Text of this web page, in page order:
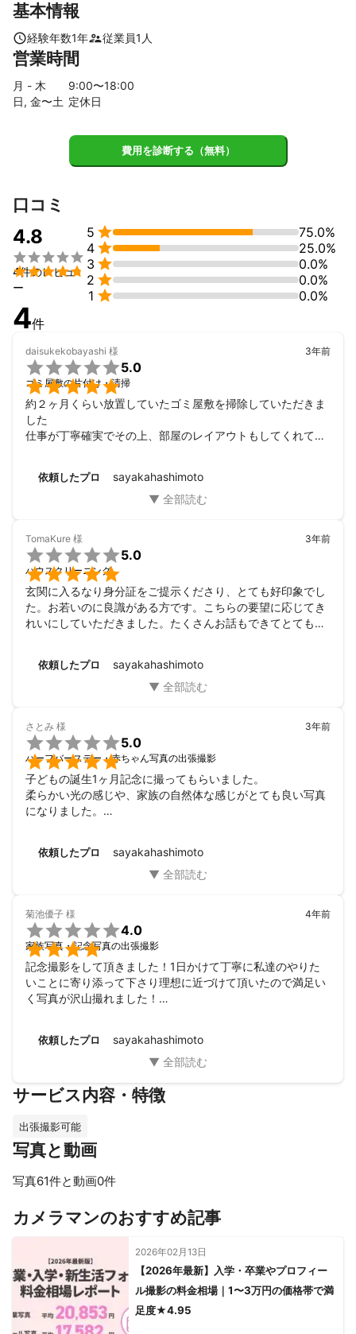
●撮影
携帯で写真を撮られることは多いですが、一眼レフを向けられる
ことはあまりないかもしれない方が多いのではないでしょうか。
先ずはお話をしながら、気持ちを楽にしながら、ありのままの雰
囲気を撮影いたします！
ハウスクリーニングや電球交換などの身近なお困り事のご依頼
も、きめ細やかな気配りを武器に行います！
ご連絡を心よりお待ちしております！
これまでの実績
映画撮影現場での、スチール撮影
写真出版社賞優秀賞、
レタッチ経験有り
アピールポイント
撮影の日に残るものが写真だけではなく、楽しかったという記憶
にもなるよう全力で撮影致します！
基本情報
経験年数1年 従業員1 人
営業時間
月 - 木 9:00〜18:00
日, 金〜土 定休日
費用を診断する（無料）
口コミ
4.8


4件のレビュ
ー
5 
75.0%
4 
25.0%
3 
0.0%
2 
0.0%
1  0.0%
4件
daisukekobayashi 様


5.0
ゴミ屋敷の片付け・清掃
3年前
約２ヶ月くらい放置していたゴミ屋敷を掃除していただきま
した
仕事が丁寧確実でその上、部屋のレイアウトもしてくれて新
ある個人的なやり取りができました
お料理も美味しい家庭料理を作っていただき久しぶりに家庭
ありがとうございました
依頼したプロ sayakahashimoto
TomaKure 様


5.0
ハウスクリーニング
3年前
玄関に入るなり身分証をご提示くださり、とても好印象でし
た。お若いのに良識がある方です。こちらの要望に応じてき
れいにしていただきました。たくさんお話もできてとても楽
りがとうございました。
依頼したプロ sayakahashimoto
さとみ 様


5.0
ハーフバースデー・赤ちゃん写真の出張撮影
3年前
子どもの誕生1ヶ月記念に撮ってもらいました。
柔らかい光の感じや、家族の自然体な感じがとても良い写真
になりました。
依頼したプロ sayakahashimoto
菊池優子 様


4.0
家族写真・記念写真の出張撮影
4年前
記念撮影をして頂きました！1日かけて丁寧に私達のやりた
いことに寄り添って下さり理想に近づけて頂いたので満足い
く写真が沢山撮れました！
依頼したプロ sayakahashimoto
サービス内容・特徴
出張撮影可能
写真と動画
写真61件と動画0件
カメラマンのおすすめ記事
2026年02月13日
【2026年最新】入学・卒業やプロフィー
ル撮影の料金相場｜1〜3万円の価格帯で満
足度★4.95